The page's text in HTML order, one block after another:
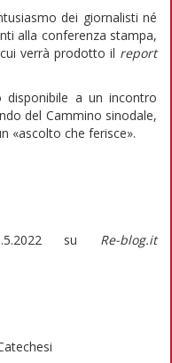
dei giornalisti né
alla conferenza stampa,
verrà prodotto il report
a un incontro
del Cammino sinodale,
«ascolto che ferisce».
su Re-blog.it